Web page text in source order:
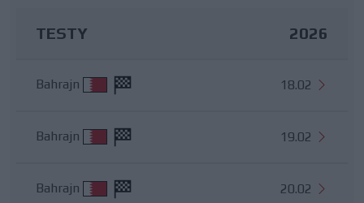
TESTY 2026
Bahrajn 18.02
Bahrajn 19.02
Bahrajn 20.02